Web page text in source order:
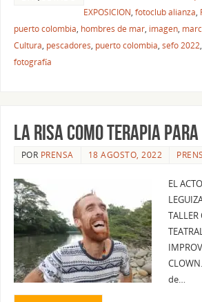
EXPOSICION, fotoclub alianza,
puerto colombia, hombres de mar, imagen,
Cultura, pescadores, puerto colombia, sefo 2022,
fotografía
LA RISA COMO TERAPIA
POR PRENSA 18 AGOSTO, 2022
EL
TALLER
de…